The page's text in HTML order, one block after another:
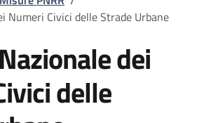
Numeri Civici delle Strade Urbane
dei
delle